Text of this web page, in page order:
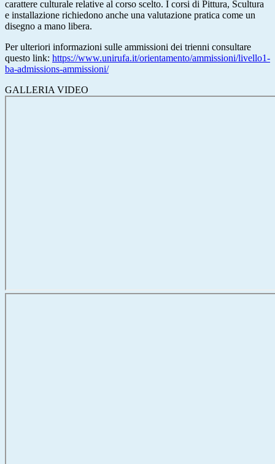
carattere culturale relative al corso scelto. I corsi di Pittura, Scultura
e installazione richiedono anche una valutazione pratica come un
disegno a mano libera.
Per ulteriori informazioni sulle ammissioni dei trienni consultare
questo link: https://www.unirufa.it/orientamento/ammissioni/livello1-
ba-admissions-ammissioni/
GALLERIA VIDEO